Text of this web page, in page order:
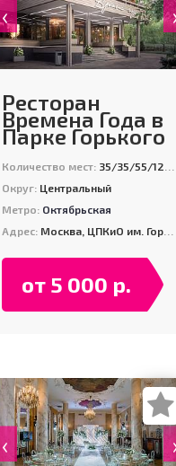
‹
Ресторан
Времена Года в
Парке Горького
Количество мест: 35/35/55/120/350
Округ: Центральный
Метро: Октябрьская
Адрес: Москва, ЦПКиО им. Горького, Титовский проезд, д. 2
от 5 000 р.
‹